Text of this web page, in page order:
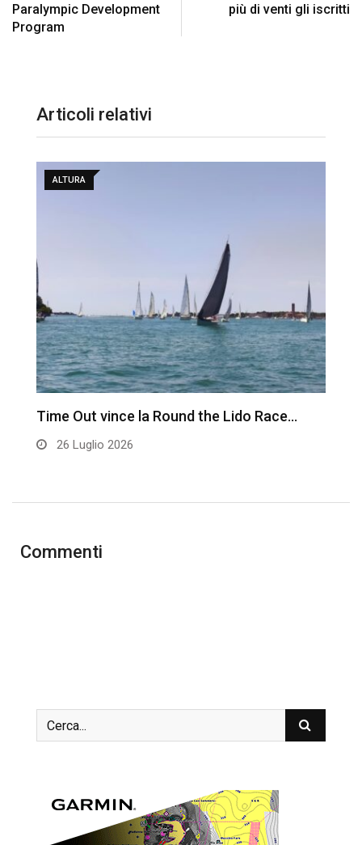
Paralympic Development
Program
più di venti gli iscritti
Articoli relativi
ALTURA
Time Out vince la Round the Lido Race…
26 Luglio 2026
Commenti